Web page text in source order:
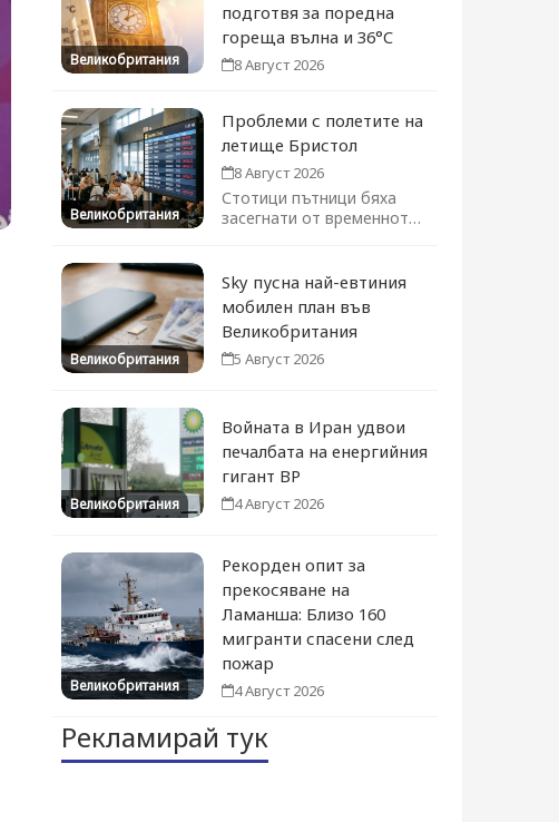
Великобритания
подготвя за поредна
гореща вълна и 36°C
8 Август 2026
Великобритания
Проблеми с полетите на
летище Бристол
8 Август 2026
Стотици пътници бяха
засегнати от временното
възстановява...
Великобритания
Sky пусна най-евтиния
мобилен план във
Великобритания
5 Август 2026
Великобритания
Войната в Иран удвои
печалбата на енергийния
гигант BP
4 Август 2026
Великобритания
Рекорден опит за
прекосяване на
Ламанша: Близо 160
мигранти спасени след
пожар
4 Август 2026
Рекламирай тук